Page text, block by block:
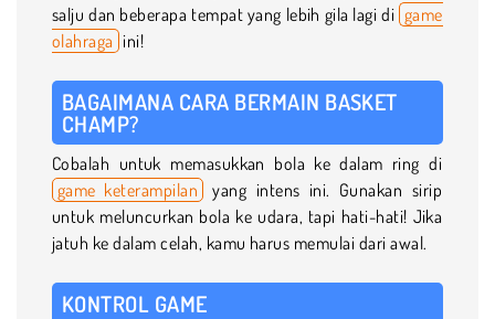
salju dan beberapa tempat yang lebih gila lagi di game
olahraga ini!
BAGAIMANA CARA BERMAIN BASKET
CHAMP?
Cobalah untuk memasukkan bola ke dalam ring di
game keterampilan
yang intens ini. Gunakan sirip
untuk meluncurkan bola ke udara, tapi hati-hati! Jika
jatuh ke dalam celah, kamu harus memulai dari awal.
KONTROL GAME